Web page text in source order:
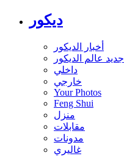
ديكور
أخبار الديكور
جديد عالم الديكور
داخلي
خارجي
Your Photos
Feng Shui
منزل
مقابلات
مدونات
غاليري